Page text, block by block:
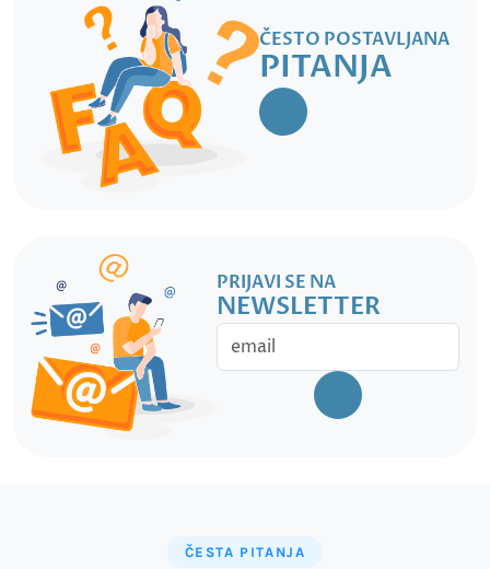
ČESTO POSTAVLJANA
PITANJA
PRIJAVI SE NA
NEWSLETTER
ČESTA PITANJA